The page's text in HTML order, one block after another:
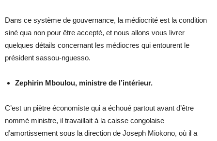
Dans ce système de gouvernance, la médiocrité est la condition
siné qua non pour être accepté, et nous allons vous livrer
quelques détails concernant les médiocres qui entourent le
président sassou-nguesso.
Zephirin Mboulou, ministre de l’intérieur.
C’est un piètre économiste qui a échoué partout avant d’être
nommé ministre, il travaillait à la caisse congolaise
d’amortissement sous la direction de Joseph Miokono, où il a